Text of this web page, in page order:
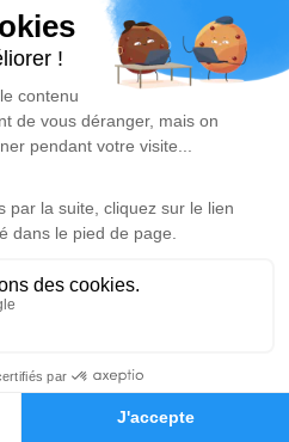
Hommages
vos pensées à travers des
endroit est un lieu
la mémoire de Josiane
hommage est
Je rends hommage